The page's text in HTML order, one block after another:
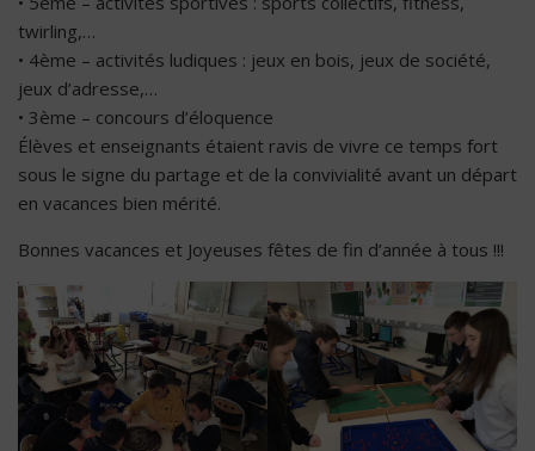
twirling,…
• 4ème – activités ludiques : jeux en bois, jeux de société,
jeux d’adresse,…
• 3ème – concours d’éloquence
Élèves et enseignants étaient ravis de vivre ce temps fort
sous le signe du partage et de la convivialité avant un départ
en vacances bien mérité.
Bonnes vacances et Joyeuses fêtes de fin d’année à tous !!!